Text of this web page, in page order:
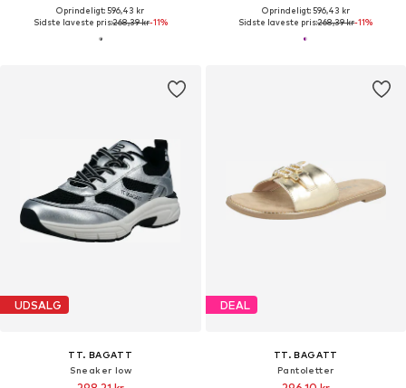
Oprindeligt: 596,43 kr
Sidste laveste pris:268,39 kr-11%
Oprindeligt: 596,43 kr
Sidste laveste pris:268,39 kr-11%
UDSALG
TT. BAGATT
Sneaker low
DEAL
TT. BAGATT
Pantoletter